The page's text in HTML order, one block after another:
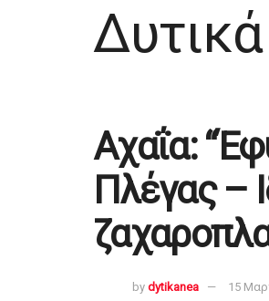
Αχαΐα:
Πλέγας –
by dytikanea 15